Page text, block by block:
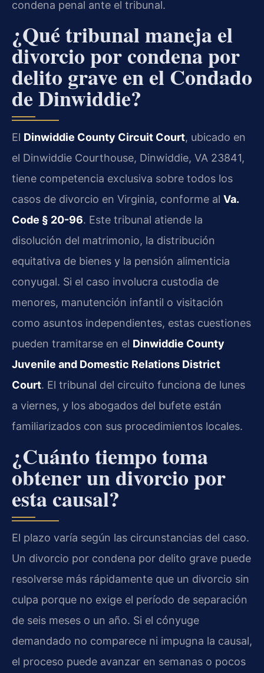
condena penal ante el tribunal.
¿Qué tribunal maneja el
divorcio por condena por
delito grave en el Condado
de Dinwiddie?
El Dinwiddie County Circuit Court, ubicado en
el Dinwiddie Courthouse, Dinwiddie, VA 23841,
tiene competencia exclusiva sobre todos los
casos de divorcio en Virginia, conforme al Va.
Code § 20-96. Este tribunal atiende la
disolución del matrimonio, la distribución
equitativa de bienes y la pensión alimenticia
conyugal. Si el caso involucra custodia de
menores, manutención infantil o visitación
como asuntos independientes, estas cuestiones
pueden tramitarse en el Dinwiddie County
Juvenile and Domestic Relations District
Court. El tribunal del circuito funciona de lunes
a viernes, y los abogados del bufete están
familiarizados con sus procedimientos locales.
¿Cuánto tiempo toma
obtener un divorcio por
esta causal?
El plazo varía según las circunstancias del caso.
Un divorcio por condena por delito grave puede
resolverse más rápidamente que un divorcio sin
culpa porque no exige el período de separación
de seis meses o un año. Si el cónyuge
demandado no comparece ni impugna la causal,
el proceso puede avanzar en semanas o pocos